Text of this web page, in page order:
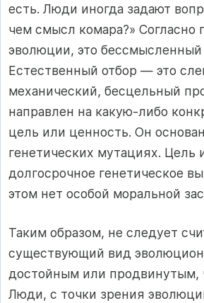
есть. Люди иногда задают
чем смысл комара?» Согласно
эволюции, это бессмысленный
Естественный отбор — это
механический, бесцельный
направлен на какую-либо
цель или ценность. Он
генетических мутациях. Цель
долгосрочное генетическое
этом нет особой моральной
Таким образом, не следует
существующий вид
достойным или продвинутым,
Люди, с точки зрения